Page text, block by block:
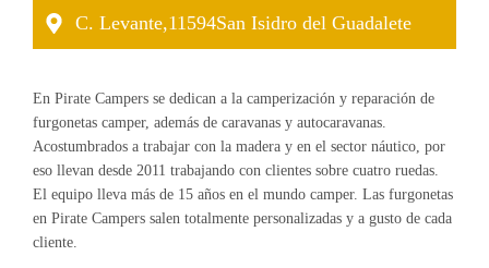
C. Levante,11594San Isidro del Guadalete
En Pirate Campers se dedican a la camperización y reparación de
furgonetas camper, además de caravanas y autocaravanas.
Acostumbrados a trabajar con la madera y en el sector náutico, por
eso llevan desde 2011 trabajando con clientes sobre cuatro ruedas.
El equipo lleva más de 15 años en el mundo camper. Las furgonetas
en Pirate Campers salen totalmente personalizadas y a gusto de cada
cliente.